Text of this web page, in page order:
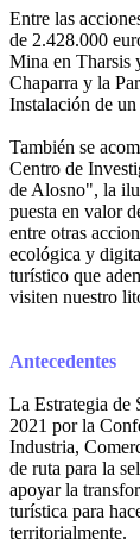
Entre las
de 2.428.000
Mina en Tharsis
Chaparra y la
Instalación de
También se
Centro de
de Alosno", la
puesta en valor
entre otras
ecológica y
turístico que
visiten nuestro
Antecedentes
La Estrategia de
2021 por la
Industria,
de ruta para la
apoyar la
turística para
territorialmente.